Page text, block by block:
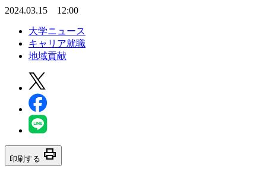
2024.03.15 12:00
大学ニュース
キャリア就職
地域貢献
印刷する print